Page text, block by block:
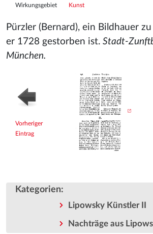
Wirkungsgebiet Kunst
Pürzler (Bernard), ein Bildhauer zu
er 1728 gestorben ist. Stadt-
München.
Vorheriger
Eintrag
Kategorien:
Lipowsky Künstler II
Nachträge aus